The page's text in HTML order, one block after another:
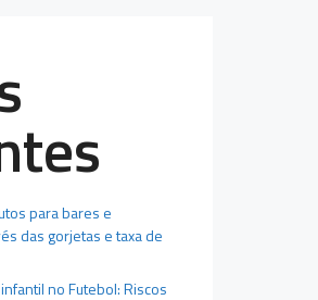
para bares e
das gorjetas e taxa de
no Futebol: Riscos